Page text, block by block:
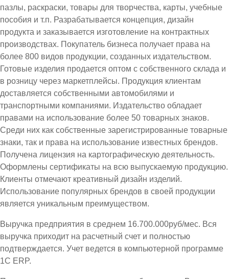
пазлы, раскраски, товары для творчества, карты, учебные
пособия и т.п. Разрабатывается концепция, дизайн
продукта и заказывается изготовление на контрактных
производствах. Покупатель бизнеса получает права на
более 800 видов продукции, созданных издательством.
Готовые изделия продается оптом с собственного склада и
в розницу через маркетплейсы. Продукция клиентам
доставляется собственными автомобилями и
транспортными компаниями. Издательство обладает
правами на использование более 50 товарных знаков.
Среди них как собственные зарегистрированные товарные
знаки, так и права на использование известных брендов.
Получена лицензия на картографическую деятельность.
Оформлены сертификаты на всю выпускаемую продукцию.
Клиенты отмечают креативный дизайн изделий.
Использование популярных брендов в своей продукции
является уникальным преимуществом.
Выручка предприятия в среднем 16.700.000руб/мес. Вся
выручка приходит на расчетный счет и полностью
подтверждается. Учет ведется в компьютерной программе
1С ЕRP.